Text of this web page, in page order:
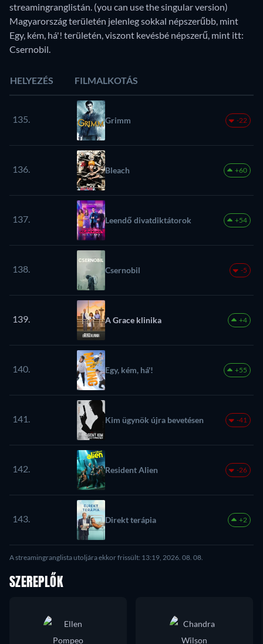
streamingranglistán. (you can use the singular version)
Magyarország területén jelenleg sokkal népszerűbb, mint
Egy, kém, há'! területén, viszont kevésbé népszerű, mint itt:
Csernobil.
HELYEZÉS FILMALKOTÁS
135. Grimm -22
136. Bleach +60
137. Leendő divatdiktátorok +54
138. Csernobil -5
139. A Grace klinika +4
140. Egy, kém, há'! +55
141. Kim ügynök újra bevetésen -41
142. Resident Alien -26
143. Direkt terápia +2
A streamingranglista utoljára ekkor frissült: 13:19, 2026. 08. 08.
SZEREPLŐK